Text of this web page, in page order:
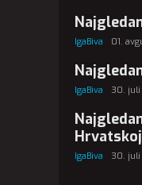
IgaBiva 01.
IgaBiva 30.
Hrvatskoj
IgaBiva 30.